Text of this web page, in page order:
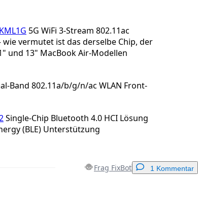
5G WiFi 3-Stream 802.11ac
wie vermutet ist das derselbe Chip, der
und 13" MacBook Air-Modellen
Band 802.11a/b/g/n/ac WLAN Front-
Single-Chip Bluetooth 4.0 HCI Lösung
(BLE) Unterstützung
Frag FixBot 1 Kommentar